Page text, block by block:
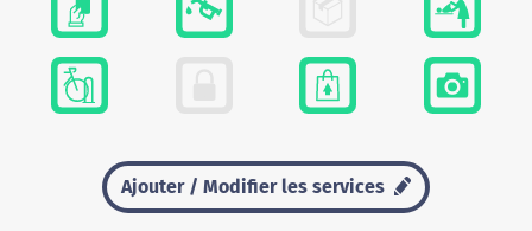
Ajouter / Modifier les services